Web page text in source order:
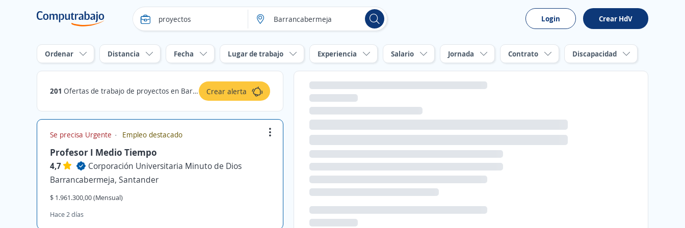
Login Crear HdV
Ordenar Distancia Fecha Lugar de trabajo Experiencia Salario Jornada Contrato Discapacidad
201 Ofertas de trabajo de proyectos en Barrancabermeja, Santander Crear alerta
Se precisa Urgente Empleo destacado
Profesor I Medio Tiempo
4,7
Corporación Universitaria Minuto de Dios
Barrancabermeja, Santander
$ 1.961.300,00 (Mensual)
Hace 2 días